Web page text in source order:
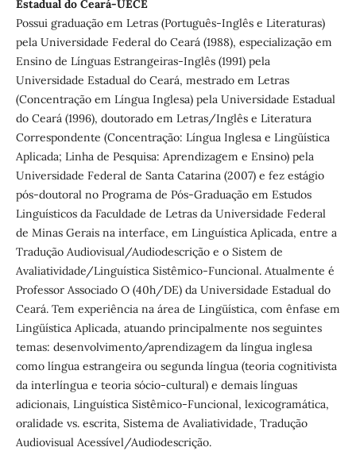
Estadual do Ceará-UECE
Possui graduação em Letras (Português-Inglês e Literaturas)
pela Universidade Federal do Ceará (1988), especialização em
Ensino de Línguas Estrangeiras-Inglês (1991) pela
Universidade Estadual do Ceará, mestrado em Letras
(Concentração em Língua Inglesa) pela Universidade Estadual
do Ceará (1996), doutorado em Letras/Inglês e Literatura
Correspondente (Concentração: Língua Inglesa e Lingüística
Aplicada; Linha de Pesquisa: Aprendizagem e Ensino) pela
Universidade Federal de Santa Catarina (2007) e fez estágio
pós-doutoral no Programa de Pós-Graduação em Estudos
Linguísticos da Faculdade de Letras da Universidade Federal
de Minas Gerais na interface, em Linguística Aplicada, entre a
Tradução Audiovisual/Audiodescrição e o Sistem de
Avaliatividade/Linguística Sistêmico-Funcional. Atualmente é
Professor Associado O (40h/DE) da Universidade Estadual do
Ceará. Tem experiência na área de Lingüística, com ênfase em
Lingüística Aplicada, atuando principalmente nos seguintes
temas: desenvolvimento/aprendizagem da língua inglesa
como língua estrangeira ou segunda língua (teoria cognitivista
da interlíngua e teoria sócio-cultural) e demais línguas
adicionais, Linguística Sistêmico-Funcional, lexicogramática,
oralidade vs. escrita, Sistema de Avaliatividade, Tradução
Audiovisual Acessível/Audiodescrição.